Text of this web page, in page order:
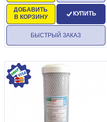
ДОБАВИТЬ
В КОРЗИНУ
КУПИТЬ
БЫСТРЫЙ ЗАКАЗ